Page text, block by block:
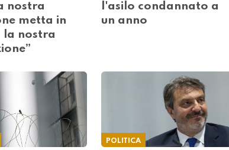
nostra
metta in
la nostra
l'asilo condannato a
un anno
POLITICA